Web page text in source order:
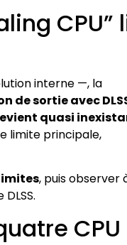
CPU”
interne —, la
de sortie avec
quasi
limite principale,
, puis observer
CPU